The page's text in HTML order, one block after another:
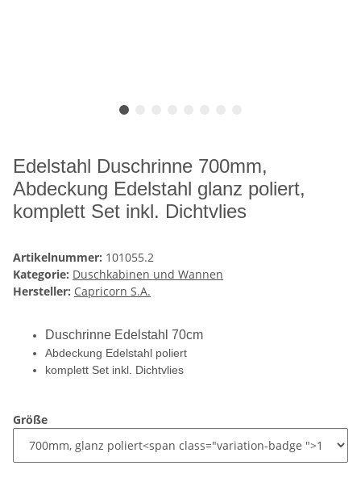
Edelstahl Duschrinne 700mm,
Abdeckung Edelstahl glanz poliert,
komplett Set inkl. Dichtvlies
Artikelnummer: 101055.2
Kategorie: Duschkabinen und Wannen
Hersteller: Capricorn S.A.
Duschrinne Edelstahl 70cm
Abdeckung Edelstahl poliert
komplett Set inkl. Dichtvlies
Größe